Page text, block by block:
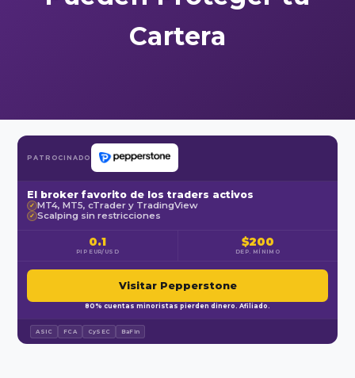
Cartera
PATROCINADO
El broker favorito de los traders activos
✓ MT4, MT5, cTrader y TradingView
✓ Scalping sin restricciones
0.1
PIP EUR/USD
$200
DEP. MÍNIMO
Visitar Pepperstone
80% cuentas minoristas pierden dinero. Afiliado.
ASIC FCA CySEC BaFin